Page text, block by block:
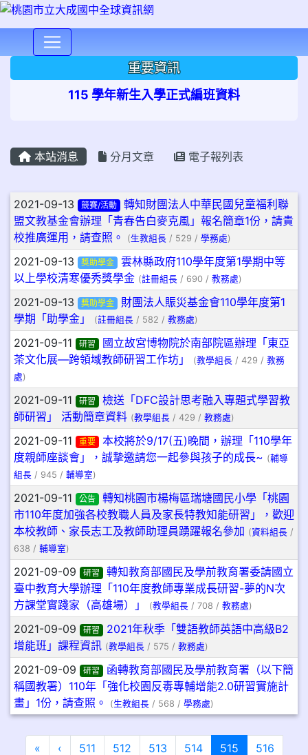
重要資訊
115 學年新生入學正式編班資料
本站消息 分月文章 電子報列表
文章列表
2021-09-13 競賽/活動
轉知財團法人中華民國兒童福利聯
盟文教基金會辦理「青春告白麥克風」報名簡章1份，請貴
校推廣運用，請查照。
(生教組長 / 529 / 學務處)
2021-09-13 獎助學金
雲林縣政府110學年度第1學期中等
以上學校清寒優秀獎學金 (註冊組長 / 690 / 教務處)
2021-09-13 獎助學金
財團法人賑災基金會110學年度第1
學期「助學金」
(註冊組長 / 582 / 教務處)
2021-09-11 研習
國立故宮博物院於南部院區辦理「東亞
茶文化展—跨領域教師研習工作坊」
(教學組長 / 429 / 教務
處)
2021-09-11 研習
檢送「DFC設計思考融入專題式學習教
師研習」 活動簡章資料 (教學組長 / 429 / 教務處)
2021-09-11 重要
本校將於9/17(五)晚間，辦理「110學年
度親師座談會」，誠摯邀請您一起參與孩子的成長~ (輔導
組長 / 945 / 輔導室)
2021-09-11 公告
轉知桃園市楊梅區瑞塘國民小學「桃園
市110年度加強各校教職人員及家長特教知能研習」，歡迎
本校教師、家長志工及教師助理員踴躍報名參加 (資料組長 /
638 / 輔導室)
2021-09-09 研習
轉知教育部國民及學前教育署委請國立
臺中教育大學辦理「110年度教師專業成長研習-夢的N次
方課堂實踐家（高雄場）」
(教學組長 / 708 / 教務處)
2021-09-09 研習
2021年秋季「雙語教師英語中高級B2
增能班」課程資訊 (教學組長 / 575 / 教務處)
2021-09-09 研習
函轉教育部國民及學前教育署（以下簡
稱國教署）110年「強化校園反毒專輔增能2.0研習實施計
畫」1份，請查照。
(生教組長 / 568 / 學務處)
« 第一頁
‹上一頁
511 512 513 514 515(目前頁次)
516